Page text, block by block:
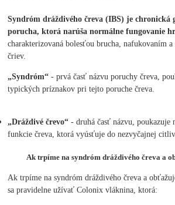
Syndróm dráždivého čreva (IBS) je chronická
porucha, ktorá narúša normálne fungovanie
charakterizovaná bolesťou brucha, nafukovaním
čriev.
„Syndróm“ - prvá časť názvu poruchy čreva,
typických príznakov pri tejto poruche čreva.
„Dráždivé črevo“ - druhá časť názvu, poukazuje
funkcie čreva, ktorá vyúsťuje do nezvyčajnej
Ak trpíme na syndróm dráždivého čreva a
Ak trpíme na syndróm dráždivého čreva a
sa pravidelne užívať Colonix vláknina, ktorá: